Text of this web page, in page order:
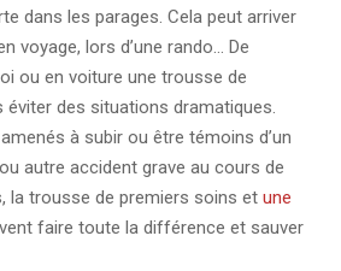
dans les parages. Cela peut arriver
voyage, lors d’une rando… De
ou en voiture une trousse de
des situations dramatiques.
à subir ou être témoins d’un
autre accident grave au cours de
la trousse de premiers soins et une
faire toute la différence et sauver